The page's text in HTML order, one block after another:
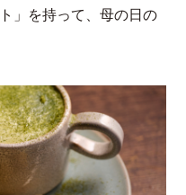
」を持って、母の日の